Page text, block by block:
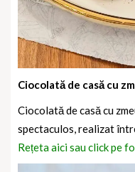
Ciocolată de casă cu
Ciocolată de casă cu
spectaculos, realizat
Rețeta aici sau click pe